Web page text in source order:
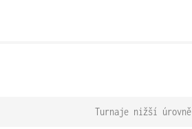
Turnaje nižší úrovně